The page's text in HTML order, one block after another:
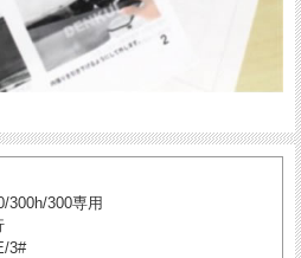
300h/300専用
3#